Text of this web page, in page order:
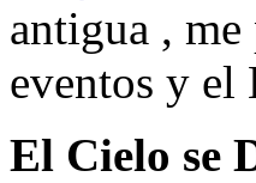
antigua ,
eventos y el
El Cielo se